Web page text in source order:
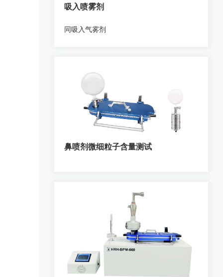
吸入喷雾剂
同吸入气雾剂
鼻喷剂微细粒子含量测试